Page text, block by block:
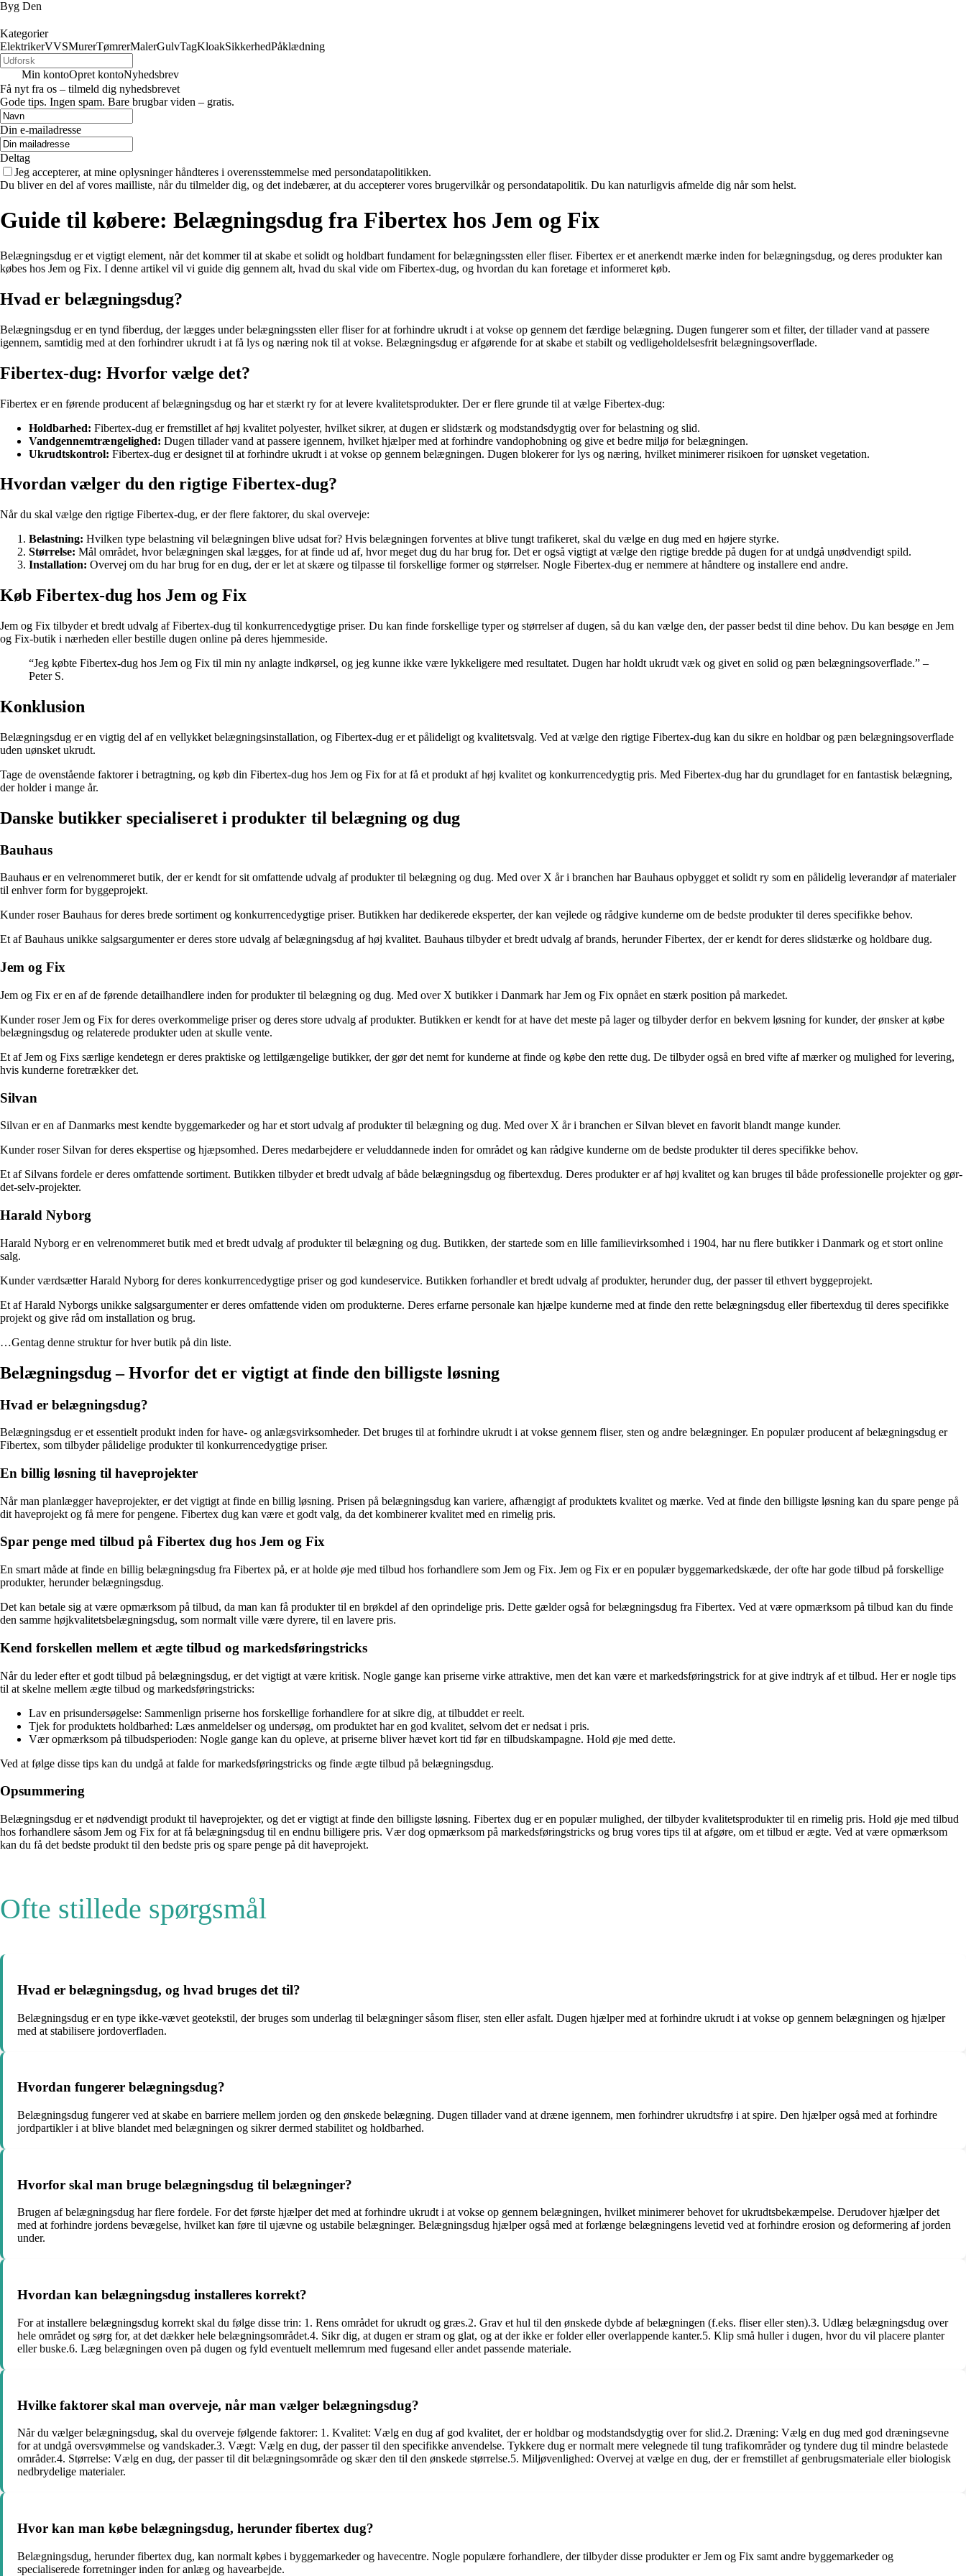
Byg Den
Kategorier
ElektrikerVVSMurerTømrerMalerGulvTagKloakSikkerhedPåklædning
Min kontoOpret kontoNyhedsbrev
Få nyt fra os – tilmeld dig nyhedsbrevet
Gode tips. Ingen spam. Bare brugbar viden – gratis.
Din e-mailadresse
Deltag
Jeg accepterer, at mine oplysninger håndteres i overensstemmelse med persondatapolitikken.
Du bliver en del af vores mailliste, når du tilmelder dig, og det indebærer, at du accepterer vores brugervilkår og persondatapolitik. Du kan naturligvis afmelde dig når som helst.
Guide til købere: Belægningsdug fra Fibertex hos Jem og Fix
Belægningsdug er et vigtigt element, når det kommer til at skabe et solidt og holdbart fundament for belægningssten eller fliser. Fibertex er et anerkendt mærke inden for belægningsdug, og deres produkter kan
købes hos Jem og Fix. I denne artikel vil vi guide dig gennem alt, hvad du skal vide om Fibertex-dug, og hvordan du kan foretage et informeret køb.
Hvad er belægningsdug?
Belægningsdug er en tynd fiberdug, der lægges under belægningssten eller fliser for at forhindre ukrudt i at vokse op gennem det færdige belægning. Dugen fungerer som et filter, der tillader vand at passere
igennem, samtidig med at den forhindrer ukrudt i at få lys og næring nok til at vokse. Belægningsdug er afgørende for at skabe et stabilt og vedligeholdelsesfrit belægningsoverflade.
Fibertex-dug: Hvorfor vælge det?
Fibertex er en førende producent af belægningsdug og har et stærkt ry for at levere kvalitetsprodukter. Der er flere grunde til at vælge Fibertex-dug:
Holdbarhed: Fibertex-dug er fremstillet af høj kvalitet polyester, hvilket sikrer, at dugen er slidstærk og modstandsdygtig over for belastning og slid.
Vandgennemtrængelighed: Dugen tillader vand at passere igennem, hvilket hjælper med at forhindre vandophobning og give et bedre miljø for belægningen.
Ukrudtskontrol: Fibertex-dug er designet til at forhindre ukrudt i at vokse op gennem belægningen. Dugen blokerer for lys og næring, hvilket minimerer risikoen for uønsket vegetation.
Hvordan vælger du den rigtige Fibertex-dug?
Når du skal vælge den rigtige Fibertex-dug, er der flere faktorer, du skal overveje:
Belastning: Hvilken type belastning vil belægningen blive udsat for? Hvis belægningen forventes at blive tungt trafikeret, skal du vælge en dug med en højere styrke.
Størrelse: Mål området, hvor belægningen skal lægges, for at finde ud af, hvor meget dug du har brug for. Det er også vigtigt at vælge den rigtige bredde på dugen for at undgå unødvendigt spild.
Installation: Overvej om du har brug for en dug, der er let at skære og tilpasse til forskellige former og størrelser. Nogle Fibertex-dug er nemmere at håndtere og installere end andre.
Køb Fibertex-dug hos Jem og Fix
Jem og Fix tilbyder et bredt udvalg af Fibertex-dug til konkurrencedygtige priser. Du kan finde forskellige typer og størrelser af dugen, så du kan vælge den, der passer bedst til dine behov. Du kan besøge en Jem
og Fix-butik i nærheden eller bestille dugen online på deres hjemmeside.
“Jeg købte Fibertex-dug hos Jem og Fix til min ny anlagte indkørsel, og jeg kunne ikke være lykkeligere med resultatet. Dugen har holdt ukrudt væk og givet en solid og pæn belægningsoverflade.” –
Peter S.
Konklusion
Belægningsdug er en vigtig del af en vellykket belægningsinstallation, og Fibertex-dug er et pålideligt og kvalitetsvalg. Ved at vælge den rigtige Fibertex-dug kan du sikre en holdbar og pæn belægningsoverflade
uden uønsket ukrudt.
Tage de ovenstående faktorer i betragtning, og køb din Fibertex-dug hos Jem og Fix for at få et produkt af høj kvalitet og konkurrencedygtig pris. Med Fibertex-dug har du grundlaget for en fantastisk belægning,
der holder i mange år.
Danske butikker specialiseret i produkter til belægning og dug
Bauhaus
Bauhaus er en velrenommeret butik, der er kendt for sit omfattende udvalg af produkter til belægning og dug. Med over X år i branchen har Bauhaus opbygget et solidt ry som en pålidelig leverandør af materialer
til enhver form for byggeprojekt.
Kunder roser Bauhaus for deres brede sortiment og konkurrencedygtige priser. Butikken har dedikerede eksperter, der kan vejlede og rådgive kunderne om de bedste produkter til deres specifikke behov.
Et af Bauhaus unikke salgsargumenter er deres store udvalg af belægningsdug af høj kvalitet. Bauhaus tilbyder et bredt udvalg af brands, herunder Fibertex, der er kendt for deres slidstærke og holdbare dug.
Jem og Fix
Jem og Fix er en af de førende detailhandlere inden for produkter til belægning og dug. Med over X butikker i Danmark har Jem og Fix opnået en stærk position på markedet.
Kunder roser Jem og Fix for deres overkommelige priser og deres store udvalg af produkter. Butikken er kendt for at have det meste på lager og tilbyder derfor en bekvem løsning for kunder, der ønsker at købe
belægningsdug og relaterede produkter uden at skulle vente.
Et af Jem og Fixs særlige kendetegn er deres praktiske og lettilgængelige butikker, der gør det nemt for kunderne at finde og købe den rette dug. De tilbyder også en bred vifte af mærker og mulighed for levering,
hvis kunderne foretrækker det.
Silvan
Silvan er en af Danmarks mest kendte byggemarkeder og har et stort udvalg af produkter til belægning og dug. Med over X år i branchen er Silvan blevet en favorit blandt mange kunder.
Kunder roser Silvan for deres ekspertise og hjæpsomhed. Deres medarbejdere er veluddannede inden for området og kan rådgive kunderne om de bedste produkter til deres specifikke behov.
Et af Silvans fordele er deres omfattende sortiment. Butikken tilbyder et bredt udvalg af både belægningsdug og fibertexdug. Deres produkter er af høj kvalitet og kan bruges til både professionelle projekter og gør-
det-selv-projekter.
Harald Nyborg
Harald Nyborg er en velrenommeret butik med et bredt udvalg af produkter til belægning og dug. Butikken, der startede som en lille familievirksomhed i 1904, har nu flere butikker i Danmark og et stort online
salg.
Kunder værdsætter Harald Nyborg for deres konkurrencedygtige priser og god kundeservice. Butikken forhandler et bredt udvalg af produkter, herunder dug, der passer til ethvert byggeprojekt.
Et af Harald Nyborgs unikke salgsargumenter er deres omfattende viden om produkterne. Deres erfarne personale kan hjælpe kunderne med at finde den rette belægningsdug eller fibertexdug til deres specifikke
projekt og give råd om installation og brug.
…Gentag denne struktur for hver butik på din liste.
Belægningsdug – Hvorfor det er vigtigt at finde den billigste løsning
Hvad er belægningsdug?
Belægningsdug er et essentielt produkt inden for have- og anlægsvirksomheder. Det bruges til at forhindre ukrudt i at vokse gennem fliser, sten og andre belægninger. En populær producent af belægningsdug er
Fibertex, som tilbyder pålidelige produkter til konkurrencedygtige priser.
En billig løsning til haveprojekter
Når man planlægger haveprojekter, er det vigtigt at finde en billig løsning. Prisen på belægningsdug kan variere, afhængigt af produktets kvalitet og mærke. Ved at finde den billigste løsning kan du spare penge på
dit haveprojekt og få mere for pengene. Fibertex dug kan være et godt valg, da det kombinerer kvalitet med en rimelig pris.
Spar penge med tilbud på Fibertex dug hos Jem og Fix
En smart måde at finde en billig belægningsdug fra Fibertex på, er at holde øje med tilbud hos forhandlere som Jem og Fix. Jem og Fix er en populær byggemarkedskæde, der ofte har gode tilbud på forskellige
produkter, herunder belægningsdug.
Det kan betale sig at være opmærksom på tilbud, da man kan få produkter til en brøkdel af den oprindelige pris. Dette gælder også for belægningsdug fra Fibertex. Ved at være opmærksom på tilbud kan du finde
den samme højkvalitetsbelægningsdug, som normalt ville være dyrere, til en lavere pris.
Kend forskellen mellem et ægte tilbud og markedsføringstricks
Når du leder efter et godt tilbud på belægningsdug, er det vigtigt at være kritisk. Nogle gange kan priserne virke attraktive, men det kan være et markedsføringstrick for at give indtryk af et tilbud. Her er nogle tips
til at skelne mellem ægte tilbud og markedsføringstricks:
Lav en prisundersøgelse: Sammenlign priserne hos forskellige forhandlere for at sikre dig, at tilbuddet er reelt.
Tjek for produktets holdbarhed: Læs anmeldelser og undersøg, om produktet har en god kvalitet, selvom det er nedsat i pris.
Vær opmærksom på tilbudsperioden: Nogle gange kan du opleve, at priserne bliver hævet kort tid før en tilbudskampagne. Hold øje med dette.
Ved at følge disse tips kan du undgå at falde for markedsføringstricks og finde ægte tilbud på belægningsdug.
Opsummering
Belægningsdug er et nødvendigt produkt til haveprojekter, og det er vigtigt at finde den billigste løsning. Fibertex dug er en populær mulighed, der tilbyder kvalitetsprodukter til en rimelig pris. Hold øje med tilbud
hos forhandlere såsom Jem og Fix for at få belægningsdug til en endnu billigere pris. Vær dog opmærksom på markedsføringstricks og brug vores tips til at afgøre, om et tilbud er ægte. Ved at være opmærksom
kan du få det bedste produkt til den bedste pris og spare penge på dit haveprojekt.
Ofte stillede spørgsmål
Hvad er belægningsdug, og hvad bruges det til?
Belægningsdug er en type ikke-vævet geotekstil, der bruges som underlag til belægninger såsom fliser, sten eller asfalt. Dugen hjælper med at forhindre ukrudt i at vokse op gennem belægningen og hjælper
med at stabilisere jordoverfladen.
Hvordan fungerer belægningsdug?
Belægningsdug fungerer ved at skabe en barriere mellem jorden og den ønskede belægning. Dugen tillader vand at dræne igennem, men forhindrer ukrudtsfrø i at spire. Den hjælper også med at forhindre
jordpartikler i at blive blandet med belægningen og sikrer dermed stabilitet og holdbarhed.
Hvorfor skal man bruge belægningsdug til belægninger?
Brugen af belægningsdug har flere fordele. For det første hjælper det med at forhindre ukrudt i at vokse op gennem belægningen, hvilket minimerer behovet for ukrudtsbekæmpelse. Derudover hjælper det
med at forhindre jordens bevægelse, hvilket kan føre til ujævne og ustabile belægninger. Belægningsdug hjælper også med at forlænge belægningens levetid ved at forhindre erosion og deformering af jorden
under.
Hvordan kan belægningsdug installeres korrekt?
For at installere belægningsdug korrekt skal du følge disse trin: 1. Rens området for ukrudt og græs.2. Grav et hul til den ønskede dybde af belægningen (f.eks. fliser eller sten).3. Udlæg belægningsdug over
hele området og sørg for, at det dækker hele belægningsområdet.4. Sikr dig, at dugen er stram og glat, og at der ikke er folder eller overlappende kanter.5. Klip små huller i dugen, hvor du vil placere planter
eller buske.6. Læg belægningen oven på dugen og fyld eventuelt mellemrum med fugesand eller andet passende materiale.
Hvilke faktorer skal man overveje, når man vælger belægningsdug?
Når du vælger belægningsdug, skal du overveje følgende faktorer: 1. Kvalitet: Vælg en dug af god kvalitet, der er holdbar og modstandsdygtig over for slid.2. Dræning: Vælg en dug med god dræningsevne
for at undgå oversvømmelse og vandskader.3. Vægt: Vælg en dug, der passer til den specifikke anvendelse. Tykkere dug er normalt mere velegnede til tung trafikområder og tyndere dug til mindre belastede
områder.4. Størrelse: Vælg en dug, der passer til dit belægningsområde og skær den til den ønskede størrelse.5. Miljøvenlighed: Overvej at vælge en dug, der er fremstillet af genbrugsmateriale eller biologisk
nedbrydelige materialer.
Hvor kan man købe belægningsdug, herunder fibertex dug?
Belægningsdug, herunder fibertex dug, kan normalt købes i byggemarkeder og havecentre. Nogle populære forhandlere, der tilbyder disse produkter er Jem og Fix samt andre byggemarkeder og
specialiserede forretninger inden for anlæg og havearbejde.